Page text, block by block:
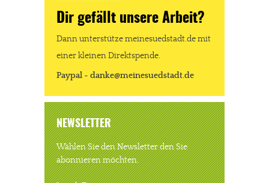
Dir gefällt unsere Arbeit?
Dann unterstütze meinesuedstadt.de mit
einer kleinen Direktspende.
Paypal - danke@meinesuedstadt.de
NEWSLETTER
Wählen Sie den Newsletter den Sie
abonnieren möchten.